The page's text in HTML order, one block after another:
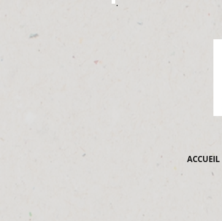
ACCUEIL